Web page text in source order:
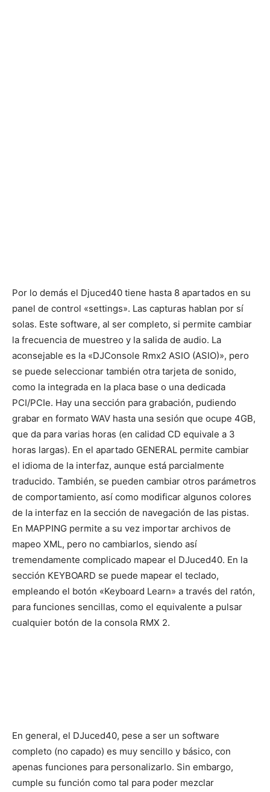
Por lo demás el Djuced40 tiene hasta 8 apartados en su
panel de control «settings». Las capturas hablan por sí
solas. Este software, al ser completo, si permite cambiar
la frecuencia de muestreo y la salida de audio. La
aconsejable es la «DJConsole Rmx2 ASIO (ASIO)», pero
se puede seleccionar también otra tarjeta de sonido,
como la integrada en la placa base o una dedicada
PCI/PCIe. Hay una sección para grabación, pudiendo
grabar en formato WAV hasta una sesión que ocupe 4GB,
que da para varias horas (en calidad CD equivale a 3
horas largas). En el apartado GENERAL permite cambiar
el idioma de la interfaz, aunque está parcialmente
traducido. También, se pueden cambiar otros parámetros
de comportamiento, así como modificar algunos colores
de la interfaz en la sección de navegación de las pistas.
En MAPPING permite a su vez importar archivos de
mapeo XML, pero no cambiarlos, siendo así
tremendamente complicado mapear el DJuced40. En la
sección KEYBOARD se puede mapear el teclado,
empleando el botón «Keyboard Learn» a través del ratón,
para funciones sencillas, como el equivalente a pulsar
cualquier botón de la consola RMX 2.
En general, el DJuced40, pese a ser un software
completo (no capado) es muy sencillo y básico, con
apenas funciones para personalizarlo. Sin embargo,
cumple su función como tal para poder mezclar